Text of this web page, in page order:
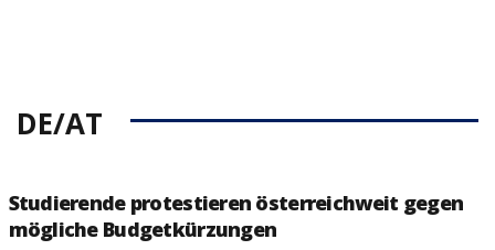
DE/AT
Studierende protestieren österreichweit gegen
mögliche Budgetkürzungen